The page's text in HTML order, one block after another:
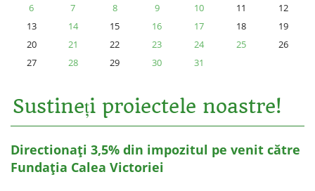
6
7 8 9 10 11
12
13
14 15 16 17 18
19
20
21 22 23 24 25
26
27
28 29 30 31
Sustineți proiectele noastre!
Directionați 3,5% din impozitul pe venit către
Fundația Calea Victoriei